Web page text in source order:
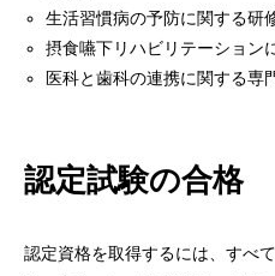
生活習慣病の予防に関する研
摂食嚥下リハビリテーション
医科と歯科の連携に関する専
認定試験の合格
認定資格を取得するには、すべ